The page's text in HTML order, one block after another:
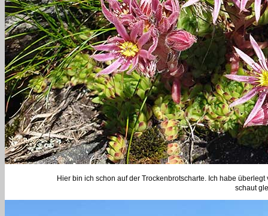
Hier bin ich schon auf der Trockenbrotscharte. Ich habe
schaut